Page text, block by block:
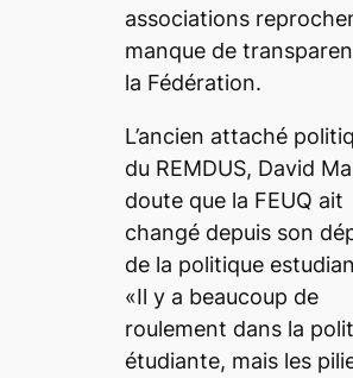
associations
manque de
la Fédération.
L’ancien attaché
du REMDUS, David
doute que la FEUQ ait
changé depuis son
de la politique
«Il y a beaucoup de
roulement dans la
étudiante, mais les